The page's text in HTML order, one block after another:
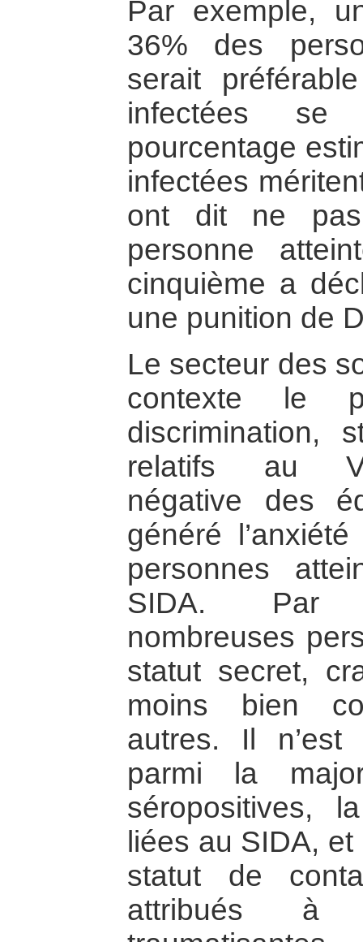
Par exemple,
36% des
serait
infectées
pourcentage
infectées
ont dit ne
personne
cinquième a
une punition de
Le secteur des
contexte le
discrimination,
relatifs au
négative des
généré
personnes
SIDA. Par
nombreuses
statut secret,
moins bien
autres. Il n’est
parmi la
séropositives,
liées au SIDA,
statut de
attribués à